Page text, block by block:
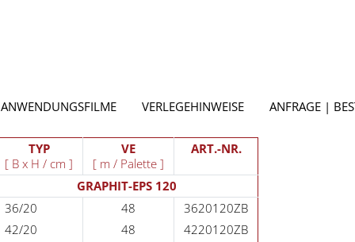
ANWENDUNGSFILME VERLEGEHINWEISE ANFRAGE |
TYP VE
ART.-NR.
[ B x H / cm ]
[ m / Palette ]
GRAPHIT-EPS 120
36/20
48
3620120ZB
42/20
48
4220120ZB